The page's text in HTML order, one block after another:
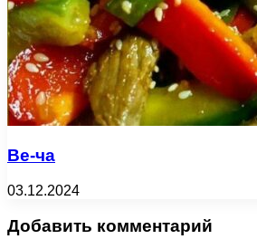
Ве-ча
03.12.2024
Добавить комментарий